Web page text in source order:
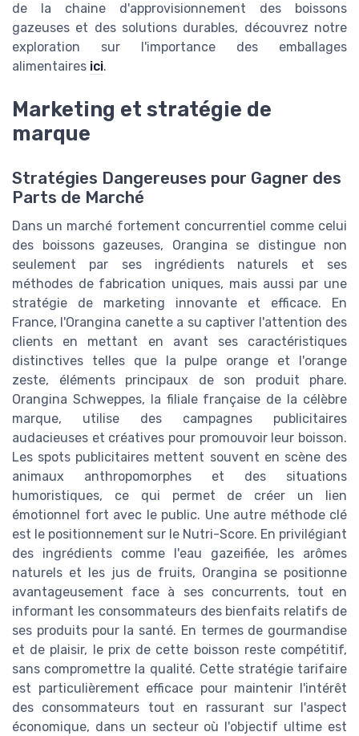
de la chaine d'approvisionnement des boissons
gazeuses et des solutions durables, découvrez notre
exploration sur l'importance des emballages
alimentaires ici.
Marketing et stratégie de
marque
Stratégies Dangereuses pour Gagner des
Parts de Marché
Dans un marché fortement concurrentiel comme celui
des boissons gazeuses, Orangina se distingue non
seulement par ses ingrédients naturels et ses
méthodes de fabrication uniques, mais aussi par une
stratégie de marketing innovante et efficace. En
France, l'Orangina canette a su captiver l'attention des
clients en mettant en avant ses caractéristiques
distinctives telles que la pulpe orange et l'orange
zeste, éléments principaux de son produit phare.
Orangina Schweppes, la filiale française de la célèbre
marque, utilise des campagnes publicitaires
audacieuses et créatives pour promouvoir leur boisson.
Les spots publicitaires mettent souvent en scène des
animaux anthropomorphes et des situations
humoristiques, ce qui permet de créer un lien
émotionnel fort avec le public. Une autre méthode clé
est le positionnement sur le Nutri-Score. En privilégiant
des ingrédients comme l'eau gazeifiée, les arômes
naturels et les jus de fruits, Orangina se positionne
avantageusement face à ses concurrents, tout en
informant les consommateurs des bienfaits relatifs de
ses produits pour la santé. En termes de gourmandise
et de plaisir, le prix de cette boisson reste compétitif,
sans compromettre la qualité. Cette stratégie tarifaire
est particulièrement efficace pour maintenir l'intérêt
des consommateurs tout en rassurant sur l'aspect
économique, dans un secteur où l'objectif ultime est